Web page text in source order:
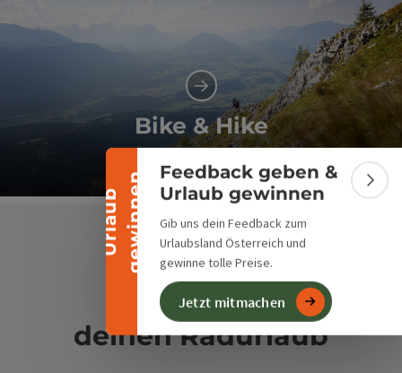
U
r
l
a
u
b
g
e
w
i
n
n
en
Banner einklappen
Feedback geben &
Urlaub gewinnen
Gib uns dein Feedback zum
Urlaubsland Österreich und
gewinne tolle Preise.
Jetzt mitmachen
Bike & Hike
Praktische
Hinweise für
deinen Radurlaub